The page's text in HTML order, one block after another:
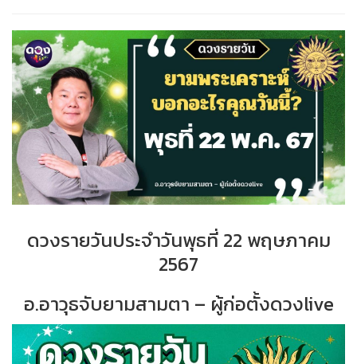
ดวงรายวันประจำวันพุธที่ 22 พฤษภาคม
2567
อ.อาวุธจับยามสามตา – ผู้ก่อตั้งดวงlive